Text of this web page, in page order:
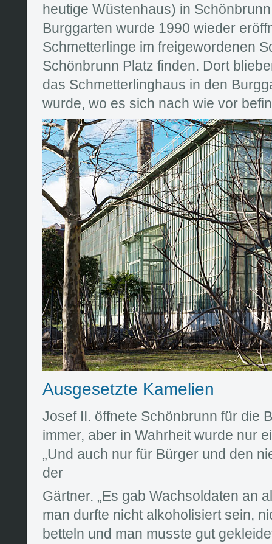
heutige Wüstenhaus) in
Burggarten wurde 1990 wieder
Schmetterlinge im freigewordenen
Schönbrunn Platz finden. Dort
das Schmetterlinghaus in den
wurde, wo es sich nach wie vor
Ausgesetzte Kamelien
Josef II. öffnete Schönbrunn für die
immer, aber in Wahrheit wurde nur
„Und auch nur für Bürger und den
der
Gärtner. „Es gab Wachsoldaten an
man durfte nicht alkoholisiert sein,
betteln und man musste gut